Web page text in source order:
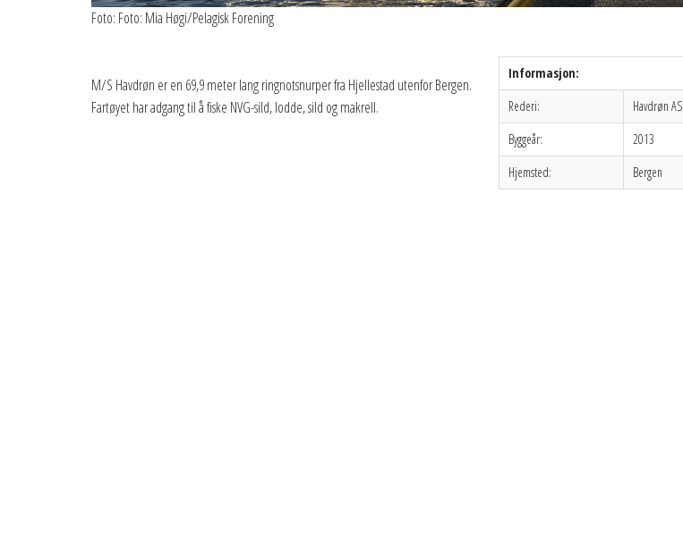
Foto: Foto: Mia Høgi/Pelagisk Forening
M/S Havdrøn er en 69,9 meter lang ringnotsnurper fra Hjellestad utenfor Bergen.
Fartøyet har adgang til å fiske NVG-sild, lodde, sild og makrell.
Informasjon:
Rederi:
Havdrøn AS
Byggeår:
2013
Hjemsted:
Bergen